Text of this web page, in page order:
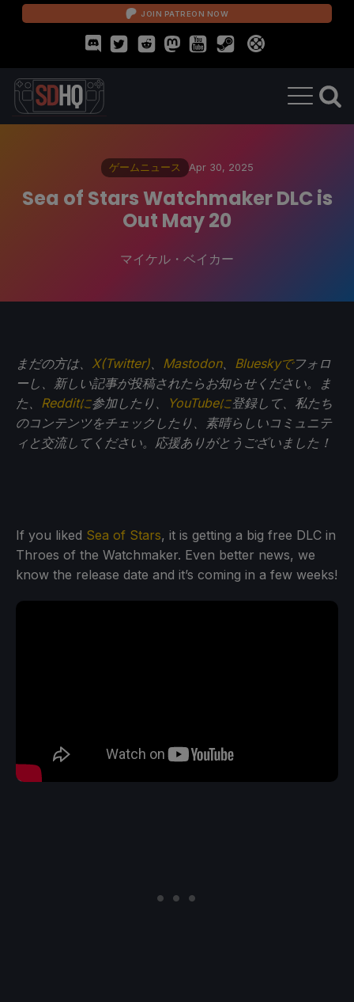
JOIN PATREON NOW
ゲームニュース Apr 30, 2025
Sea of Stars Watchmaker DLC is
Out May 20
マイケル・ベイカー
まだの方は、 X(Twitter) Mastodon、 Blueskyでフォロ
ーし、新しい記事が投稿されたらお知らせください。ま
た、 Redditに参加したり、 YouTubeに登録して、私たち
のコンテンツをチェックしたり、素晴らしいコミュニテ
ィと交流してください。応援ありがとうございました！
If you liked Sea of Stars, it is getting a big free DLC in
Throes of the Watchmaker. Even better news, we
know the release date and it’s coming in a few weeks!